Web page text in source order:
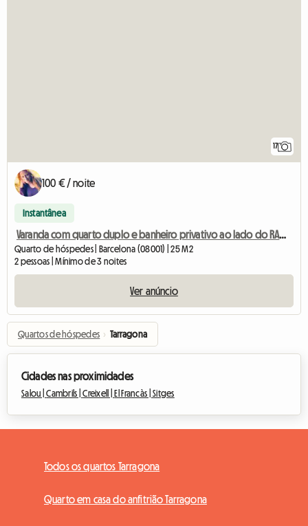
17
100 € / noite
Instantânea
Varanda com quarto duplo e banheiro privativo ao lado do RAMBLAS
Quarto de hóspedes | Barcelona (08001) | 25 M2
2 pessoas | Mínimo de 3 noites
Ver anúncio
Quartos de hóspedes › Tarragona
Cidades nas proximidades
Salou |Cambrils |Creixell | El Francàs |Sitges
Todos os quartos Tarragona
Quarto em casa do anfitrião Tarragona